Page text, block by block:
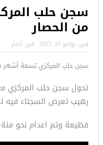
سجن حلب
من الحصار
فى: يوليو 19, 2015 فى: أخبار
سجن حلب المركزي تسعة أشهر
تحول سجن حلب المركزي
رهيب تعرض السجناء فيه
فظيعة وتم اعدام نحو